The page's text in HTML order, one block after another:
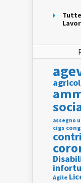
assegno
cigs
Agile